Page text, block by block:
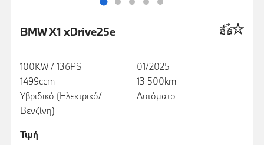
BMW X1 xDrive25e
100KW / 136PS
1499ccm
Υβριδικό (Ηλεκτρικό/
Βενζίνη)
01/2025
13 500km
Αυτόματο
Τιμή